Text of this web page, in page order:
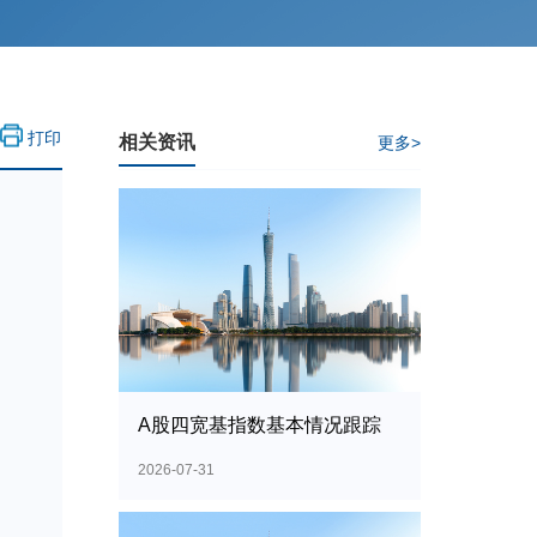
打印 相关资讯 更多>
A股四宽基指数基本情况跟踪
2026-07-31